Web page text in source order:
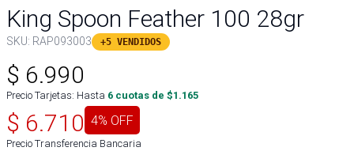
King Spoon Feather 100 28gr
SKU: RAP093003 +5 VENDIDOS
$ 6.990
Precio Tarjetas: Hasta 6 cuotas de $1.165
$ 6.710 4% OFF
Precio Transferencia Bancaria